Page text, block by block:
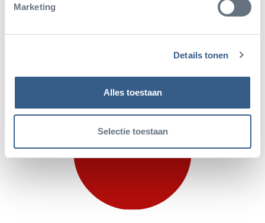
Marketing
Details tonen
Alles toestaan
Selectie toestaan
< >